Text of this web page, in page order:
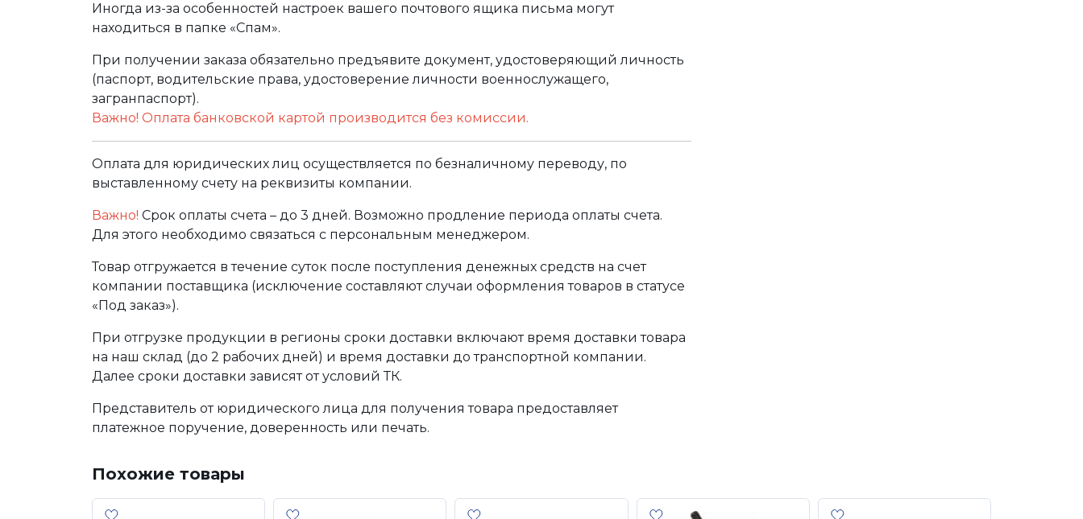
Иногда из-за особенностей настроек вашего почтового ящика письма могут
находиться в папке «Спам».
При получении заказа обязательно предъявите документ, удостоверяющий личность
(паспорт, водительские права, удостоверение личности военнослужащего,
загранпаспорт).
Важно! Оплата банковской картой производится без комиссии.
Оплата для юридических лиц осуществляется по безналичному переводу, по
выставленному счету на реквизиты компании.
Важно! Срок оплаты счета – до 3 дней. Возможно продление периода оплаты счета.
Для этого необходимо связаться с персональным менеджером.
Товар отгружается в течение суток после поступления денежных средств на счет
компании поставщика (исключение составляют случаи оформления товаров в статусе
«Под заказ»).
При отгрузке продукции в регионы сроки доставки включают время доставки товара
на наш склад (до 2 рабочих дней) и время доставки до транспортной компании.
Далее сроки доставки зависят от условий ТК.
Представитель от юридического лица для получения товара предоставляет
платежное поручение, доверенность или печать.
Похожие товары